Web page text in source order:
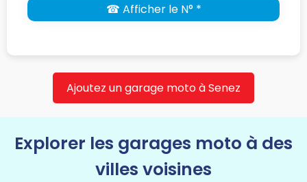
☎ Afficher le N° *
Ajoutez un garage moto à Senez
Explorer les garages moto à des
villes voisines